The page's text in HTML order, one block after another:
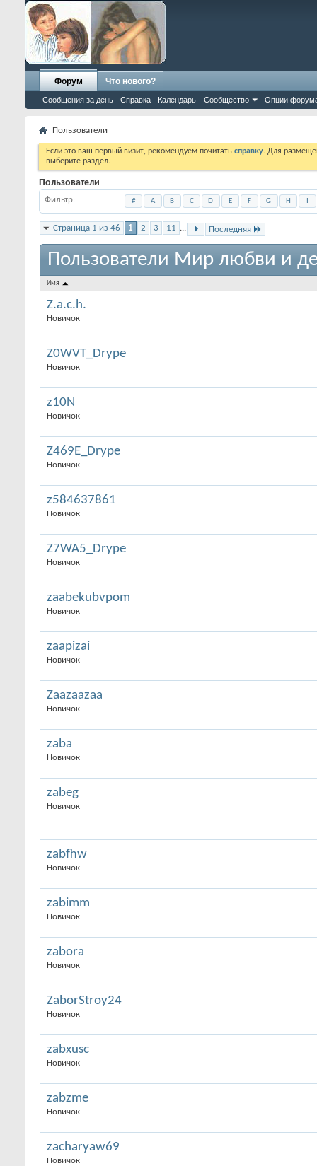
Форум
Сообщения за день Справка Календарь Сообщество Опции
Что нового?
Пользователи
Если это ваш первый визит, рекомендуем почитать справку. Для
выберите раздел.
Пользователи
Фильтр # A B C D E F G H
Страница 1 из 46 1 2 3 11 ... Последняя
Пользователи Мир любви и
Имя
Z.a.c.h.
Новичок
Z0WVT_Drype
Новичок
z10N
Новичок
Z469E_Drype
Новичок
z584637861
Новичок
Z7WA5_Drype
Новичок
zaabekubvpom
Новичок
zaapizai
Новичок
Zaazaazaa
Новичок
zaba
Новичок
zabeg
Новичок
zabfhw
Новичок
zabimm
Новичок
zabora
Новичок
ZaborStroy24
Новичок
zabxusc
Новичок
zabzme
Новичок
zacharyaw69
Новичок